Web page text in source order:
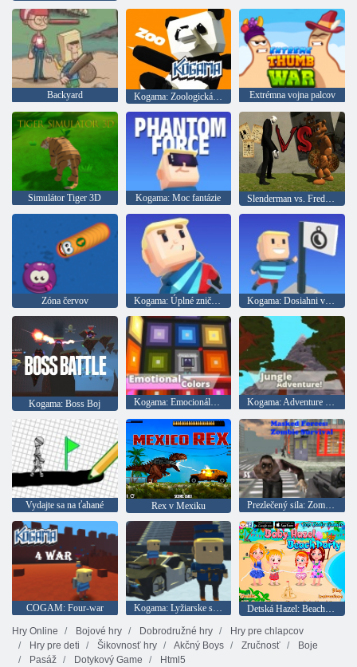
Backyard Kogama: Zoologická záhrada Extrémna vojna palcov
Simulátor Tiger 3D Kogama: Moc fantázie Slenderman vs. Freddie Fazber
Zóna červov Kogama: Úplné zničenie Kogama: Dosiahni vlajku
Kogama: Boss Boj Kogama: Emocionálne farby Kogama: Adventure Jungle Adventure
Vydajte sa na ťahané Rex v Mexiku Prezlečený sila: Zombie Survival
COGAM: Four-war Kogama: Lyžiarske skoky!
Detská Hazel: Beach party
Hry Online
Bojové hry Dobrodružné hry
Hry pre chlapcov
Hry pre deti
Šikovnosť hry Akčný Boys Zručnosť
Boje
Pasáž
Dotykový Game Html5